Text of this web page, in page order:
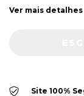
Ver mais detalhes
Site 100%